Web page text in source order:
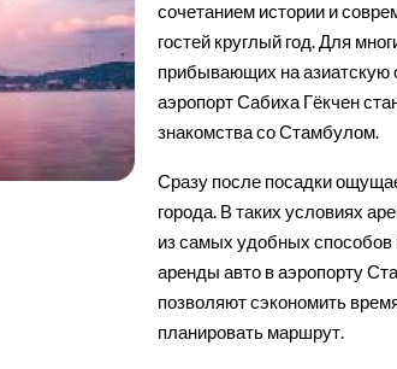
сочетанием истории и
гостей круглый год. Для
прибывающих на азиатскую
аэропорт Сабиха Гёкчен
знакомства со Стамбулом.
Сразу после посадки
города. В таких условиях
из самых удобных способов
аренды авто в аэропорту
позволяют сэкономить
планировать маршрут.